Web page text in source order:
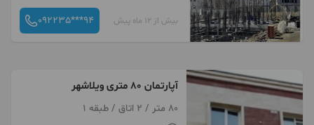
بیش از 12 ماه پیش 092235***94
آپارتمان 80 متری ویلاشهر
80 متر / 2 اتاق / طبقه 1